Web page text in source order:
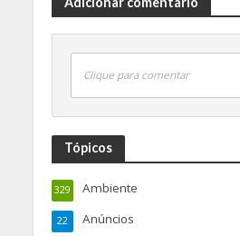
Clique para comentar
Tópicos
Ambiente
329
Anúncios
22